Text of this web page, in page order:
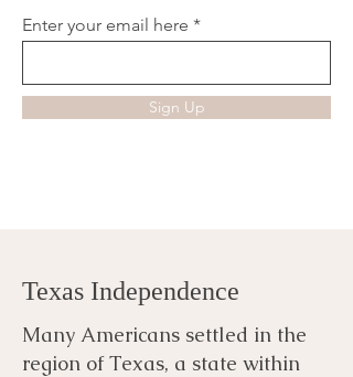
Enter your email here
Sign Up
Texas Independence
Many Americans settled in the
region of Texas, a state within